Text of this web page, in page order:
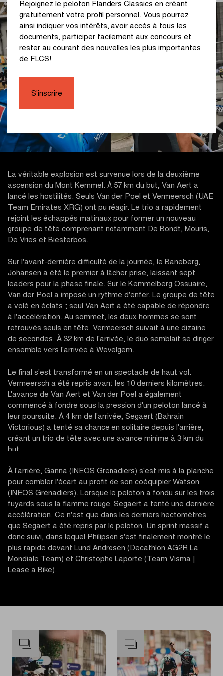
La véritable explosion est survenue lors de la deuxième
ascension du Mont Kemmel. À 57 km du but, Van Aert a
lancé les hostilités. Seuls Van der Poel et Vermeersch (UAE
Team Emirates XRG) ont pu réagir. Le trio a rapidement
rejoint les échappés matinaux pour former un nouveau
groupe de tête comprenant notamment De Bondt, Mouris,
De Vries et Biesterbos.
Sur l'avant-dernière difficulté de la journée, le Baneberg,
Johansen a été le premier à lâcher prise, laissant sept
leaders pour la phase finale. Sur le Kemmelberg Ossuaire,
Van der Poel a imposé un rythme d'enfer. Le groupe de tête
a volé en éclats ; seul Van Aert a été capable de répondre
à l'accélération. Au sommet, les deux hommes se sont
retrouvés seuls en tête. Vermeersch suivait à une dizaine
de secondes. À 32 km de l'arrivée, le duo semblait se diriger
ensemble vers l'arrivée à Wevelgem.
Le final s'est transformé en un spectacle de haut vol.
Vermeersch a été repris avant les 10 derniers kilomètres.
L'avance de Van Aert et Van der Poel a également
commencé à fondre sous la pression d'un peloton lancé à
leur poursuite. À 4 km de l'arrivée, Segaert (Bahrain
Victorious) a tenté sa chance en solitaire depuis l'arrière,
créant un trio de tête avec une avance minime à 3 km du
but.
À l'arrière, Ganna (INEOS Grenadiers) s'est mis à la planche
pour combler l'écart au profit de son coéquipier Watson
(INEOS Grenadiers). Lorsque le peloton a fondu sur les trois
fuyards sous la flamme rouge, Segaert a tenté une dernière
accélération. Ce n'est que dans les derniers hectomètres
que Segaert a été repris par le peloton. Un sprint massif a
donc suivi, dans lequel Philipsen s'est finalement montré le
plus rapide devant Lund Andresen (Decathlon AG2R La
Mondiale Team) et Christophe Laporte (Team Visma |
Lease a Bike).
Rejoignez le peloton Flanders Classics en créant
gratuitement votre profil personnel. Vous pourrez
ainsi indiquer vos intérêts, avoir accès à tous les
documents, participer facilement aux concours et
rester au courant des nouvelles les plus importantes
de FLCS!
S'inscrire